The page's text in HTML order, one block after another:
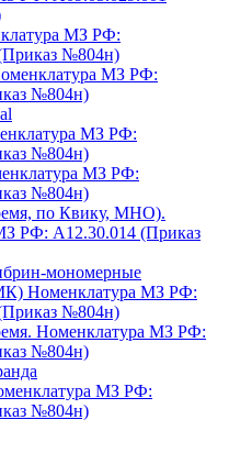
МЗ РФ:
№804н)
МЗ РФ:
№804н)
МЗ РФ:
№804н)
МЗ РФ:
№804н)
по Квику, МНО).
РФ: A12.30.014 (Приказ
мономерные
Номенклатура МЗ РФ:
№804н)
Номенклатура МЗ РФ:
№804н)
МЗ РФ:
№804н)